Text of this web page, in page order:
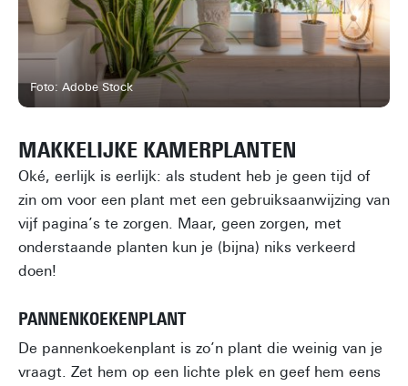
Foto: Adobe Stock
MAKKELIJKE KAMERPLANTEN
Oké, eerlijk is eerlijk: als student heb je geen tijd of
zin om voor een plant met een gebruiksaanwijzing van
vijf pagina’s te zorgen. Maar, geen zorgen, met
onderstaande planten kun je (bijna) niks verkeerd
doen!
PANNENKOEKENPLANT
De pannenkoekenplant is zo’n plant die weinig van je
vraagt. Zet hem op een lichte plek en geef hem eens